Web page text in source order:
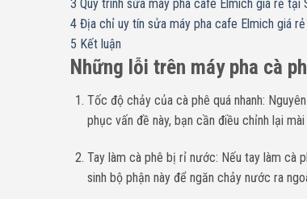
3 Quy trình sửa máy pha cafe Elmich giá rẻ tại
4 Địa chỉ uy tín sửa máy pha cafe Elmich giá rẻ
5 Kết luận
Những lỗi trên máy pha cà
Tốc độ chảy của cà phê quá nhanh:
phục vấn đề này, bạn cần điều chỉnh lại
Tay làm cà phê bị rỉ nước: Nếu tay làm cà
sinh bộ phận này để ngăn chảy nước ra